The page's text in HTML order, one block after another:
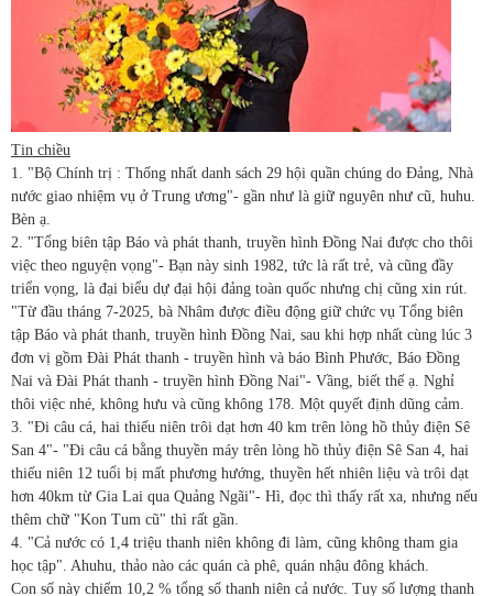
Tin chiều
1. "Bộ Chính trị : Thống nhất danh sách 29 hội quần chúng do Đảng, Nhà
nước giao nhiệm vụ ở Trung ương"- gần như là giữ nguyên như cũ, huhu.
Bèn ạ.
2. "Tổng biên tập Báo và phát thanh, truyền hình Đồng Nai được cho thôi
việc theo nguyện vọng"- Bạn này sinh 1982, tức là rất trẻ, và cũng đầy
triển vọng, là đại biểu dự đại hội đảng toàn quốc nhưng chị cũng xin rút.
"Từ đầu tháng 7-2025, bà Nhâm được điều động giữ chức vụ Tổng biên
tập Báo và phát thanh, truyền hình Đồng Nai, sau khi hợp nhất cùng lúc 3
đơn vị gồm Đài Phát thanh - truyền hình và báo Bình Phước, Báo Đồng
Nai và Đài Phát thanh - truyền hình Đồng Nai"- Vầng, biết thế ạ. Nghỉ
thôi việc nhé, không hưu và cũng không 178. Một quyết định dũng cảm.
3. "Đi câu cá, hai thiếu niên trôi dạt hơn 40 km trên lòng hồ thủy điện Sê
San 4"- "Đi câu cá bằng thuyền máy trên lòng hồ thủy điện Sê San 4, hai
thiếu niên 12 tuổi bị mất phương hướng, thuyền hết nhiên liệu và trôi dạt
hơn 40km từ Gia Lai qua Quảng Ngãi"- Hì, đọc thì thấy rất xa, nhưng nếu
thêm chữ "Kon Tum cũ" thì rất gần.
4. "Cả nước có 1,4 triệu thanh niên không đi làm, cũng không tham gia
học tập". Ahuhu, thảo nào các quán cà phê, quán nhậu đông khách.
Con số này chiếm 10,2 % tổng số thanh niên cả nước. Tuy số lượng thanh